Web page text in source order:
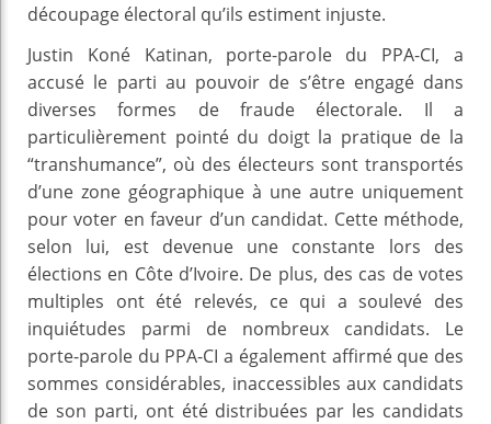
découpage électoral qu’ils estiment injuste.
Justin Koné Katinan, porte-parole du PPA-CI, a
accusé le parti au pouvoir de s’être engagé dans
diverses formes de fraude électorale. Il a
particulièrement pointé du doigt la pratique de la
“transhumance”, où des électeurs sont transportés
d’une zone géographique à une autre uniquement
pour voter en faveur d’un candidat. Cette méthode,
selon lui, est devenue une constante lors des
élections en Côte d’Ivoire. De plus, des cas de votes
multiples ont été relevés, ce qui a soulevé des
inquiétudes parmi de nombreux candidats. Le
porte-parole du PPA-CI a également affirmé que des
sommes considérables, inaccessibles aux candidats
de son parti, ont été distribuées par les candidats